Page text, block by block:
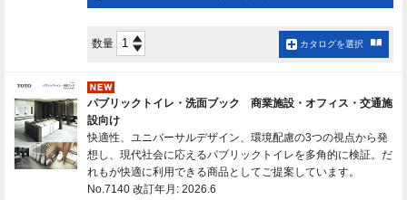
数量 カタログを選択
パブリックトイレ・洗面ブック 商業施設・オフィス・交通施
設向け
快適性、ユニバーサルデザイン、環境配慮の3つの視点から発
想し、現代社会に応えるパブリックトイレを多角的に検証。だ
れもが快適に利用できる商品としてご提案しています。
No.7140 改訂年月: 2026.6